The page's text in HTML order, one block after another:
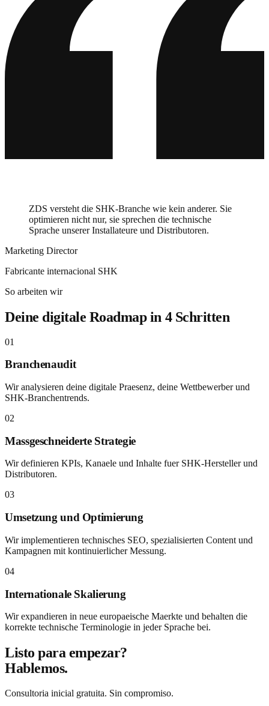
Iberostar
Barceló
Villeroy & Boch
ABUS
HolzLand
Master Regale
auto europe
ZDS versteht die SHK-Branche wie kein anderer. Sie
optimieren nicht nur, sie sprechen die technische
Sprache unserer Installateure und Distributoren.
Marketing Director
Fabricante internacional SHK
So arbeiten wir
Deine digitale Roadmap in 4 Schritten
01
Branchenaudit
Wir analysieren deine digitale Praesenz, deine Wettbewerber und
SHK-Branchentrends.
02
Massgeschneiderte Strategie
Wir definieren KPIs, Kanaele und Inhalte fuer SHK-Hersteller und
Distributoren.
03
Umsetzung und Optimierung
Wir implementieren technisches SEO, spezialisierten Content und
Kampagnen mit kontinuierlicher Messung.
04
Internationale Skalierung
Wir expandieren in neue europaeische Maerkte und behalten die
korrekte technische Terminologie in jeder Sprache bei.
Listo para empezar?
Hablemos.
Consultoria inicial gratuita. Sin compromiso.